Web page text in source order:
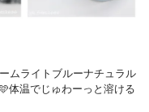
ムライトブルー⁡ナチュラル
体温でじゅわーっと溶ける